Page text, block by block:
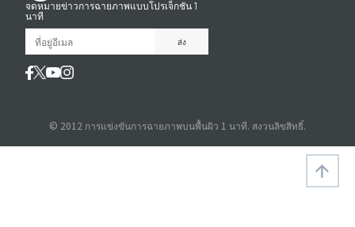
จดหมายข่าวการฉายภาพแบบโปรเจ็กชัน 1
นาที
© 2012 การแข่งขันการฉายภาพบนพื้นผิว 1 นาที. สงวนลิขสิทธิ์.